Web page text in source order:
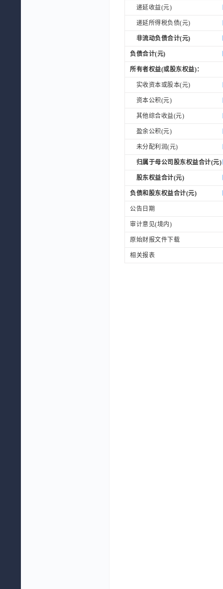
递延收益(元)
递延所得税负债(元)
非流动负债合计(元)
负债合计(元)
所有者权益(或股东权益)：
实收资本或股本(元)
资本公积(元)
其他综合收益(元)
盈余公积(元)
未分配利润(元)
归属于母公司股东权益合计(元)
股东权益合计(元)
负债和股东权益合计(元)
公告日期
审计意见(境内)
原始财报文件下载
相关报表